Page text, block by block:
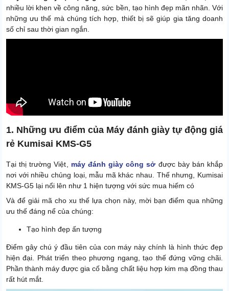
nhiều lời khen về công năng, sức bền, tạo hình đẹp mãn nhãn. Với
những ưu thế mà chúng tích hợp, thiết bị sẽ giúp gia tăng doanh
số chỉ sau thời gian ngắn.
1. Những ưu điểm của Máy đánh giày tự động giá
rẻ Kumisai KMS-G5
Tại thị trường Việt, máy đánh giày công sở được bày bán khắp
nơi với nhiều chủng loại, mẫu mã khác nhau. Thế nhưng, Kumisai
KMS-G5 lại nổi lên như 1 hiện tượng với sức mua hiếm có
Và để giải mã cho xu thế lựa chọn này, mời bạn điểm qua những
ưu thế đáng nể của chúng:
Tạo hình đẹp ấn tượng
Điểm gây chú ý đầu tiên của con máy này chính là hình thức đẹp
hiện đại. Phát triển theo phương ngang, tạo thế đứng vững chãi.
Phần thành máy được gia cố bằng chất liệu hợp kim mạ đồng thau
rất hút mắt.